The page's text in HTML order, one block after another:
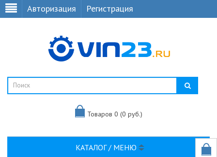
Авторизация Регистрация
Товаров 0 (0 руб.)
КАТАЛОГ / МЕНЮ